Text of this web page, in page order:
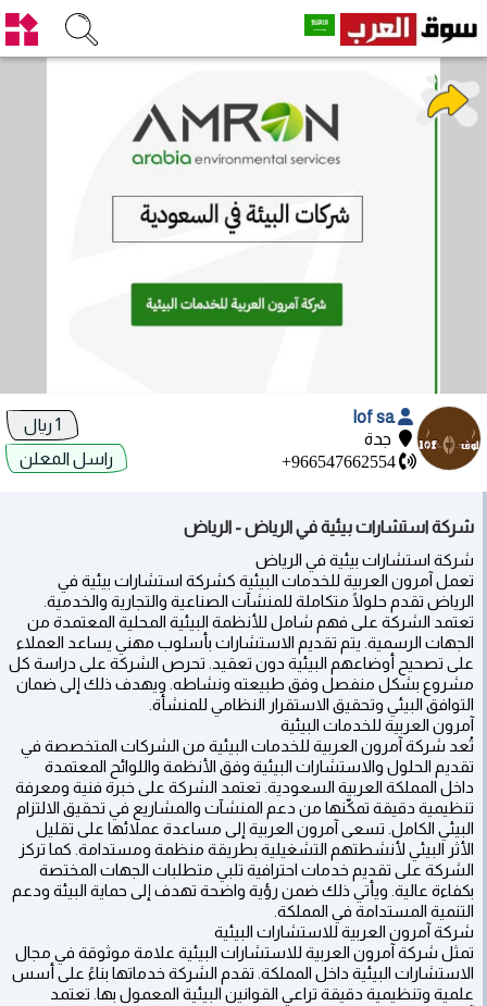
lof sa
جدة
+966547662554
راسل المعلن
شركة استشارات بيئية في الرياض - الرياض
شركة استشارات بيئية في الرياض
تعمل آمرون العربية للخدمات البيئية كشركة استشارات بيئية في
الرياض تقدم حلولًا متكاملة للمنشآت الصناعية والتجارية والخدمية.
تعتمد الشركة على فهم شامل للأنظمة البيئية المحلية المعتمدة من
الجهات الرسمية. يتم تقديم الاستشارات بأسلوب مهني يساعد العملاء
على تصحيح أوضاعهم البيئية دون تعقيد. تحرص الشركة على دراسة كل
مشروع بشكل منفصل وفق طبيعته ونشاطه. ويهدف ذلك إلى ضمان
التوافق البيئي وتحقيق الاستقرار النظامي للمنشأة.
آمرون العربية للخدمات البيئية
تُعد شركة آمرون العربية للخدمات البيئية من الشركات المتخصصة في
تقديم الحلول والاستشارات البيئية وفق الأنظمة واللوائح المعتمدة
داخل المملكة العربية السعودية. تعتمد الشركة على خبرة فنية ومعرفة
تنظيمية دقيقة تمكّنها من دعم المنشآت والمشاريع في تحقيق الالتزام
البيئي الكامل. تسعى آمرون العربية إلى مساعدة عملائها على تقليل
الأثر البيئي لأنشطتهم التشغيلية بطريقة منظمة ومستدامة. كما تركز
الشركة على تقديم خدمات احترافية تلبي متطلبات الجهات المختصة
بكفاءة عالية. ويأتي ذلك ضمن رؤية واضحة تهدف إلى حماية البيئة ودعم
التنمية المستدامة في المملكة.
شركة آمرون العربية للاستشارات البيئية
تمثل شركة آمرون العربية للاستشارات البيئية علامة موثوقة في مجال
الاستشارات البيئية داخل المملكة. تقدم الشركة خدماتها بناءً على أسس
علمية وتنظيمية دقيقة تراعي القوانين البيئية المعمول بها. تعتمد